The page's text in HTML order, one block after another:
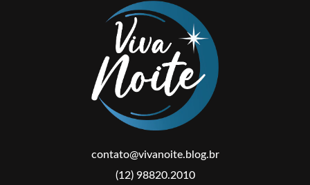
contato@vivanoite.blog.br
(12) 98820.2010